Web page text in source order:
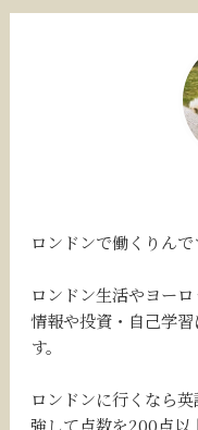
ロンドンで働くりんで
ロンドン生活やヨー
情報や投資・自己学
す。
ロンドンに行くなら
強して点数を200点以